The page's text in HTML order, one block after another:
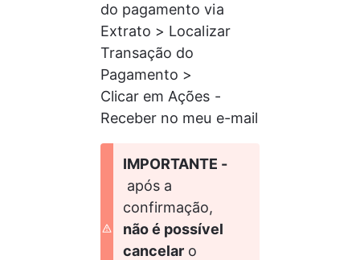
do pagamento via
Extrato > Localizar
Transação do
Pagamento >
Clicar em Ações -
Receber no meu e-mail
IMPORTANTE -
após a
confirmação,
não é possível
cancelar o